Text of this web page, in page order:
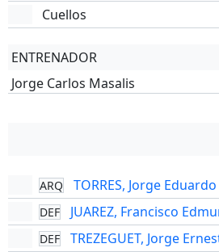
Cuellos
ENTRENADOR
Jorge Carlos Masalis
ARQ TORRES, Jorge Eduardo
DEF JUAREZ, Francisco
DEF TREZEGUET, Jorge